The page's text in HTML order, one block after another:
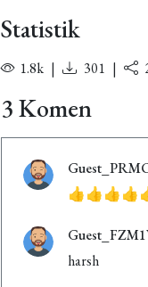
Statistik
1.8k | 301 |
3 Komen
harsh